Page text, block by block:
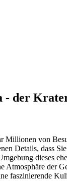
- der
von
Details, dass
dieses
der
faszinierende